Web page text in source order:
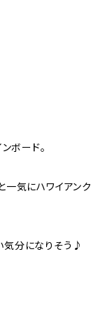
ボード。
一気にハワイアンク
気分になりそう♪